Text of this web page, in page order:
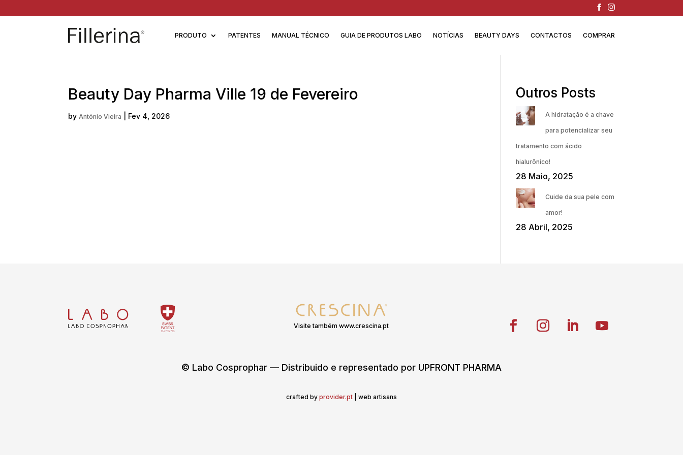
PRODUTO PATENTES MANUAL TÉCNICO GUIA DE PRODUTOS LABO NOTÍCIAS BEAUTY DAYS CONTACTOS COMPRAR
Beauty Day Pharma Ville 19 de Fevereiro
by António Vieira Fev 4, 2026
Outros Posts
A hidratação é a chave
para potencializar seu
tratamento com ácido
hialurônico!
28 Maio, 2025
Cuide da sua pele com
amor!
28 Abril, 2025
Visite também www.crescina.pt
© Labo Cosprophar — Distribuido e representado por UPFRONT PHARMA
crafted by provider.pt | web artisans